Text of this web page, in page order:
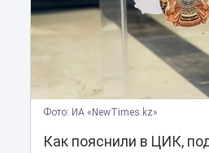
Фото: ИА «NewTimes.kz»
Как пояснили в ЦИК,